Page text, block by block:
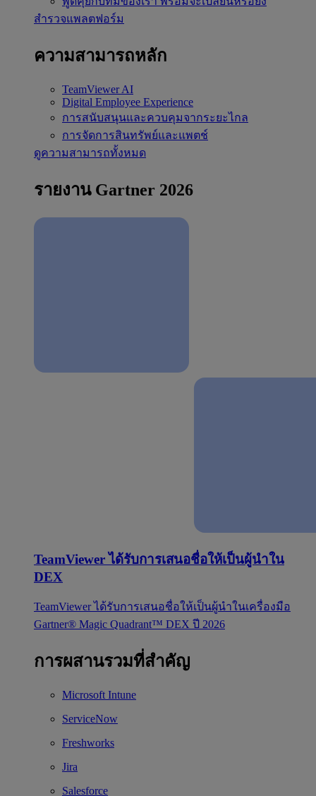
สำรวจแพลตฟอร์ม
ความสามารถหลัก
TeamViewer AI
Digital Employee Experience
การสนับสนุนและควบคุมจากระยะไกล
การจัดการสินทรัพย์และแพตช์
ดูความสามารถทั้งหมด
รายงาน Gartner 2026
TeamViewer ได้รับการเสนอชื่อให้เป็นผู้นำใน
DEX
TeamViewer ได้รับการเสนอชื่อให้เป็นผู้นำในเครื่องมือ
Gartner® Magic Quadrant™ DEX ปี 2026
การผสานรวมที่สำคัญ
Microsoft Intune
ServiceNow
Freshworks
Jira
Salesforce